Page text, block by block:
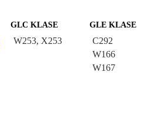
GLC KLASE
W253, X253
GLE KLASE
C292
W166
W167